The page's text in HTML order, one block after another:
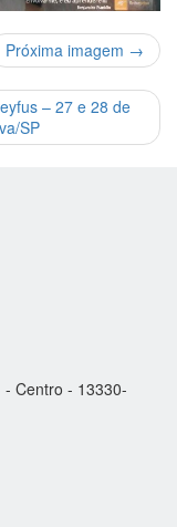
Próxima imagem →
– 27 e 28 de
SP
Centro - 13330-